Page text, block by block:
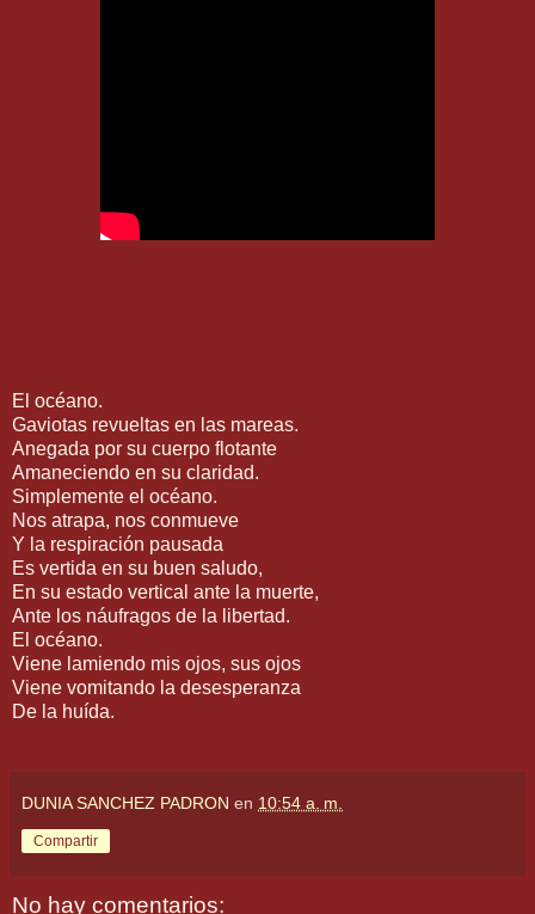
El océano.
Gaviotas revueltas en las mareas.
Anegada por su cuerpo flotante
Amaneciendo en su claridad.
Simplemente el océano.
Nos atrapa, nos conmueve
Y la respiración pausada
Es vertida en su buen saludo,
En su estado vertical ante la muerte,
Ante los náufragos de la libertad.
El océano.
Viene lamiendo mis ojos, sus ojos
Viene vomitando la desesperanza
De la huída.
DUNIA SANCHEZ PADRON en 10:54 a. m.
Compartir
No hay comentarios: